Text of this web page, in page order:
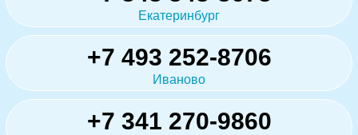
Екатеринбург
+7 493 252-8706
Иваново
+7 341 270-9860